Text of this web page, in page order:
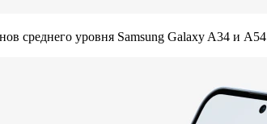
среднего уровня Samsung Galaxy A34 и